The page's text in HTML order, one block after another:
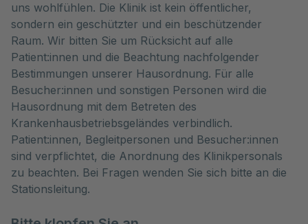
uns wohlfühlen. Die Klinik ist kein öffentlicher,
sondern ein geschützter und ein beschützender
Raum. Wir bitten Sie um Rücksicht auf alle
Patient:innen und die Beachtung nachfolgender
Bestimmungen unserer Hausordnung. Für alle
Besucher:innen und sonstigen Personen wird die
Hausordnung mit dem Betreten des
Krankenhausbetriebsgeländes verbindlich.
Patient:innen, Begleitpersonen und Besucher:innen
sind verpflichtet, die Anordnung des Klinikpersonals
zu beachten. Bei Fragen wenden Sie sich bitte an die
Stationsleitung.